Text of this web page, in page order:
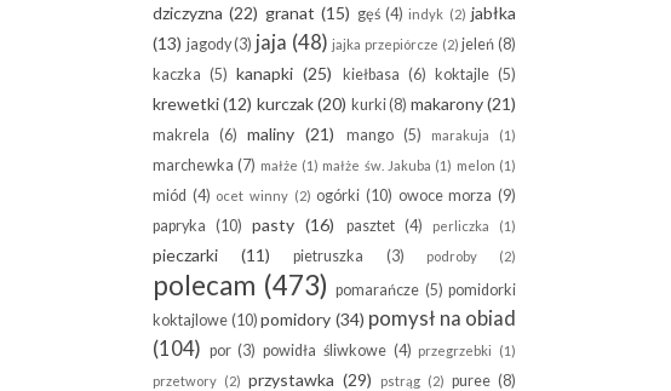
dziczyzna (22) granat (15) gęś (4) indyk (2) jabłka
(13) jagody(3) jaja (48) jajka przepiórcze (2) jeleń (8)
kaczka (5) kanapki (25) kiełbasa (6) koktajle (5)
krewetki (12) kurczak (20) kurki(8) makarony (21)
makrela (6) maliny (21) mango (5) marakuja (1)
marchewka (7) małże (1) małże św. Jakuba (1) melon (1)
miód (4) ocet winny (2) ogórki (10) owoce morza (9)
papryka
(10) pasty (16) pasztet (4) perliczka (1)
pieczarki (11) pietruszka (3) podroby (2)
polecam (473) pomarańcze (5) pomidorki
koktajlowe (10) pomidory (34) pomysł na obiad
(104) por (3) powidła śliwkowe (4) przegrzebki
(1)
przetwory (2) przystawka (29) pstrąg (2) puree (8)